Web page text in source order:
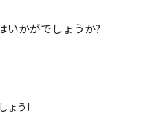
いかがでしょうか?
ょう!